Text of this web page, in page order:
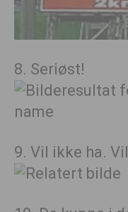
8. Seriøst!
9. Vil ikke ha.